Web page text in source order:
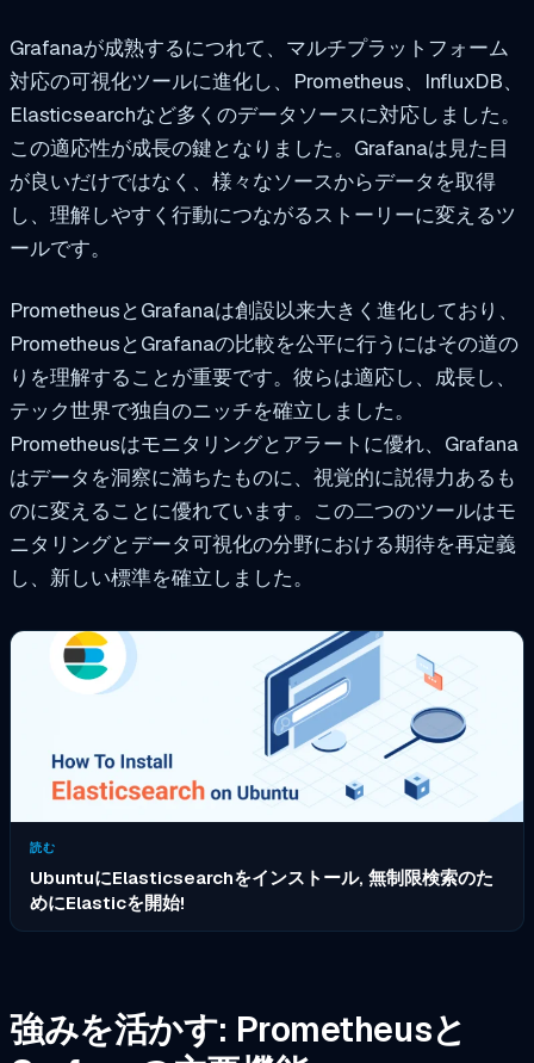
Grafanaが成熟するにつれて、マルチプラットフォーム
対応の可視化ツールに進化し、Prometheus、InfluxDB、
Elasticsearchなど多くのデータソースに対応しました。
この適応性が成長の鍵となりました。Grafanaは見た目
が良いだけではなく、様々なソースからデータを取得
し、理解しやすく行動につながるストーリーに変えるツ
ールです。
PrometheusとGrafanaは創設以来大きく進化しており、
PrometheusとGrafanaの比較を公平に行うにはその道の
りを理解することが重要です。彼らは適応し、成長し、
テック世界で独自のニッチを確立しました。
Prometheusはモニタリングとアラートに優れ、Grafana
はデータを洞察に満ちたものに、視覚的に説得力あるも
のに変えることに優れています。この二つのツールはモ
ニタリングとデータ可視化の分野における期待を再定義
し、新しい標準を確立しました。
読む
UbuntuにElasticsearchをインストール, 無制限検索のた
めにElasticを開始!
強みを活かす: Prometheusと